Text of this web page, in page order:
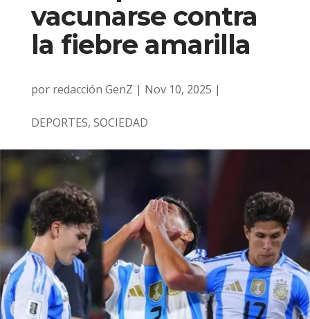
vacunarse contra
la fiebre amarilla
por redacción GenZ | Nov 10, 2025 |
DEPORTES, SOCIEDAD